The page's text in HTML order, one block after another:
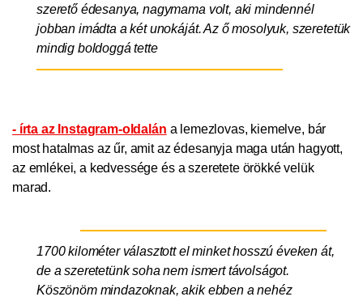
szerető édesanya, nagymama volt, aki mindennél
jobban imádta a két unokáját. Az ő mosolyuk, szeretetük
mindig boldoggá tette
- írta az Instagram-oldalán a lemezlovas, kiemelve, bár
most hatalmas az űr, amit az édesanyja maga után hagyott,
az emlékei, a kedvessége és a szeretete örökké velük
marad.
1700 kilométer választott el minket hosszú éveken át,
de a szeretetünk soha nem ismert távolságot.
Köszönöm mindazoknak, akik ebben a nehéz